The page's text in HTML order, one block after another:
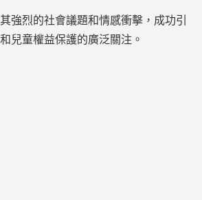
強烈的社會議題和情感衝擊，成功引
兒童權益保護的廣泛關注。